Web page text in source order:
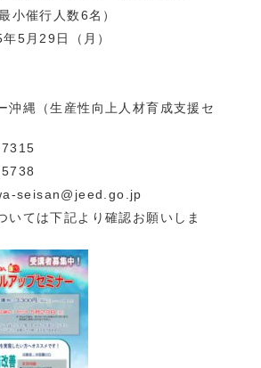
小催行人数6名）
5月29日（月）
沖縄（生産性向上人材育成支援セ
seisan@jeed.go.jp
いては下記より確認お願いしま